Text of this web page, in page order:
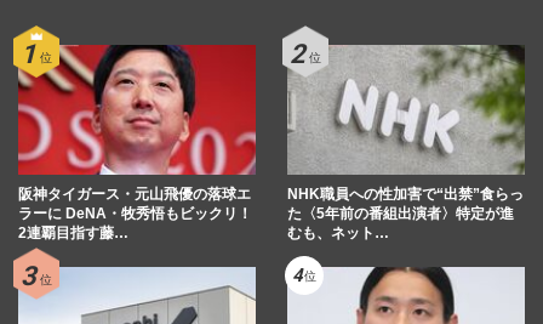
阪神タイガース・元山飛優の落球エ
ラーに DeNA・牧秀悟もビックリ！
2連覇目指す藤…
NHK職員への性加害で“出禁”食らっ
た〈5年前の番組出演者〉特定が進
むも、ネット…